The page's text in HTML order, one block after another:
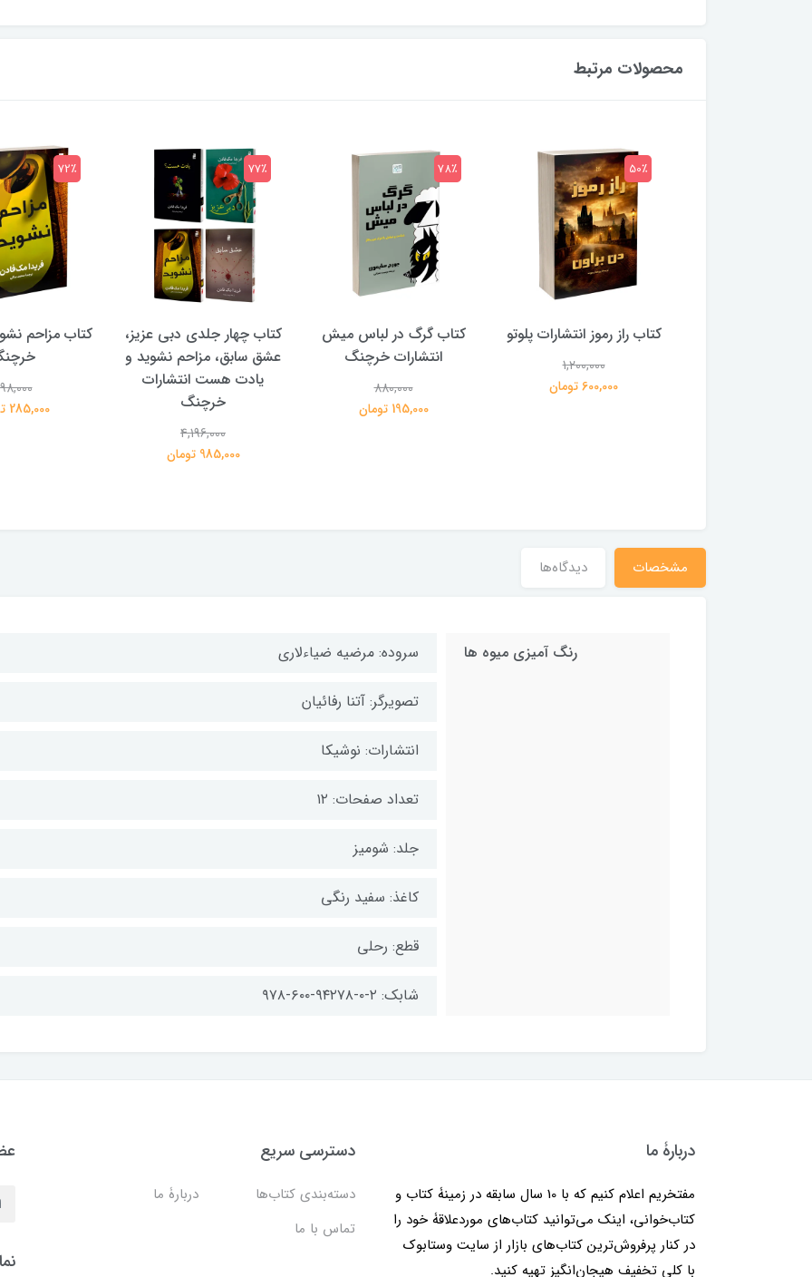
محصولات مرتبط
کتاب راز رموز انتشارات پلوتو
1,200,000
600,000 تومان
50٪
کتاب گرگ در لباس میش
انتشارات خرچنگ
880,000
195,000 تومان
78٪
کتاب چهار جلدی دبی عزیز،
عشق سابق، مزاحم نشوید و
یادت هست انتشارات
خرچنگ
4,196,000
985,000 تومان
77٪
کتاب مزاحم
285,000 تومان
72٪
مشخصات دیدگاه‌ها
رنگ آمیزی میوه ها سروده: مرضیه ضیاءلاری
تصویرگر: آتنا رفائیان
انتشارات: نوشیکا
تعداد صفحات: ۱۲
جلد: شومیز
کاغذ: سفید رنگی
قطع: رحلی
شابک: ۲-۰-۹۴۲۷۸-۶۰۰-۹۷۸
دربارۀ ما
مفتخریم اعلام کنیم که با 10 سال سابقه در زمینۀ کتاب و
کتاب‌خوانی، اینک می‌توانید کتاب‌های موردعلاقۀ خود را
در کنار پرفروش‌ترین کتاب‌های بازار از سایت وستابوک
با کلی تخفیف هیجان‌انگیز تهیه کنید.
دسترسی سریع
دسته‌بندی کتاب‌ها
دربارۀ ما
تماس با ما